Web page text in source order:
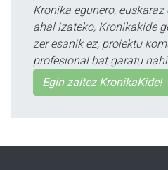
Kronika egunero,
ahal izateko, Kronikakide
zer esanik ez, proiektu
profesional bat garatu
Egin zaitez KronikaKide!